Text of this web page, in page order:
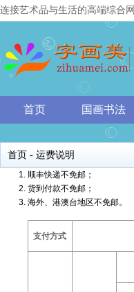
连接艺术品与生活的高端综合网
首页 国画书法
首页 - 运费说明
顺丰快递不免邮；
货到付款不免邮；
海外、港澳台地区不免邮。
支付方式